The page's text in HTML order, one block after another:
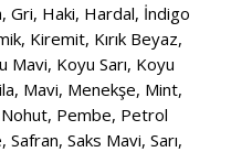
Gri, Haki, Hardal, İndigo
Kiremit, Kırık Beyaz,
Mavi, Koyu Sarı, Koyu
Mavi, Menekşe, Mint,
Pembe, Petrol
Saks Mavi, Sarı,